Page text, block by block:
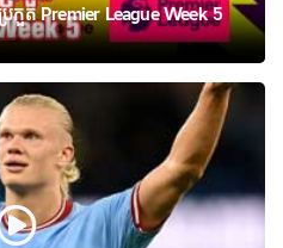
កួត Premier League Week 5